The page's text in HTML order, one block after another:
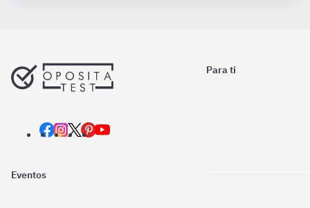
Para ti
Eventos